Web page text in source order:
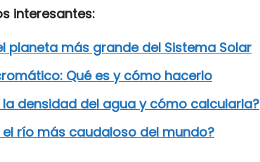
interesantes:
planeta más grande del Sistema Solar
Qué es y cómo hacerlo
la densidad del agua y cómo calcularla?
el río más caudaloso del mundo?